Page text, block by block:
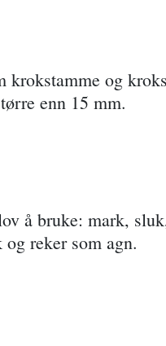
krokstamme og
enn 15 mm.
å bruke: mark,
reker som agn.